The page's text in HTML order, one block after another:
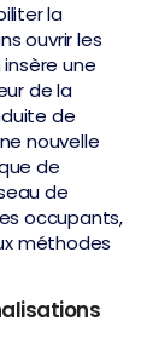
la
ouvrir les
une
de la
de
nouvelle
de
de
occupants,
méthodes